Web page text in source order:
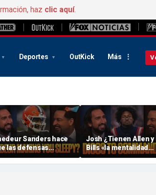
haz clic aquí.
Deportes OutKick Más
Sanders hace
las defensas
como un
¿Podrán los
Josh ¿Tienen Allen y
Bills «la mentalidad
adecuada» para esta
temporada? ¿ Will